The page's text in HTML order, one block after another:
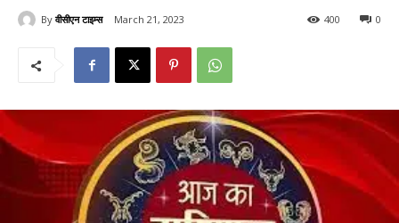
By वीसीएन टाइम्स March 21, 2023 0
400